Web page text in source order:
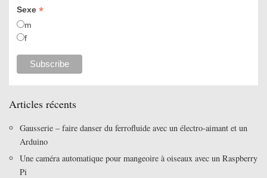
Sexe *
m
f
Articles récents
Gausserie – faire danser du ferrofluide avec un électro-aimant et un
Arduino
Une caméra automatique pour mangeoire à oiseaux avec un Raspberry
Pi